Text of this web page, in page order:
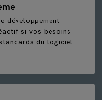
développement
si vos besoins
du logiciel.